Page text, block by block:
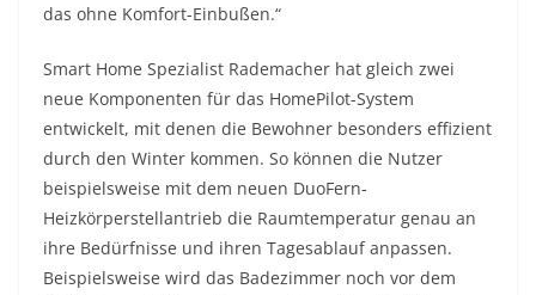
das ohne Komfort-Einbußen.“
Smart Home Spezialist Rademacher hat gleich zwei
neue Komponenten für das HomePilot-System
entwickelt, mit denen die Bewohner besonders effizient
durch den Winter kommen. So können die Nutzer
beispielsweise mit dem neuen DuoFern-
Heizkörperstellantrieb die Raumtemperatur genau an
ihre Bedürfnisse und ihren Tagesablauf anpassen.
Beispielsweise wird das Badezimmer noch vor dem